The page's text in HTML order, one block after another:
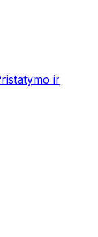
ir